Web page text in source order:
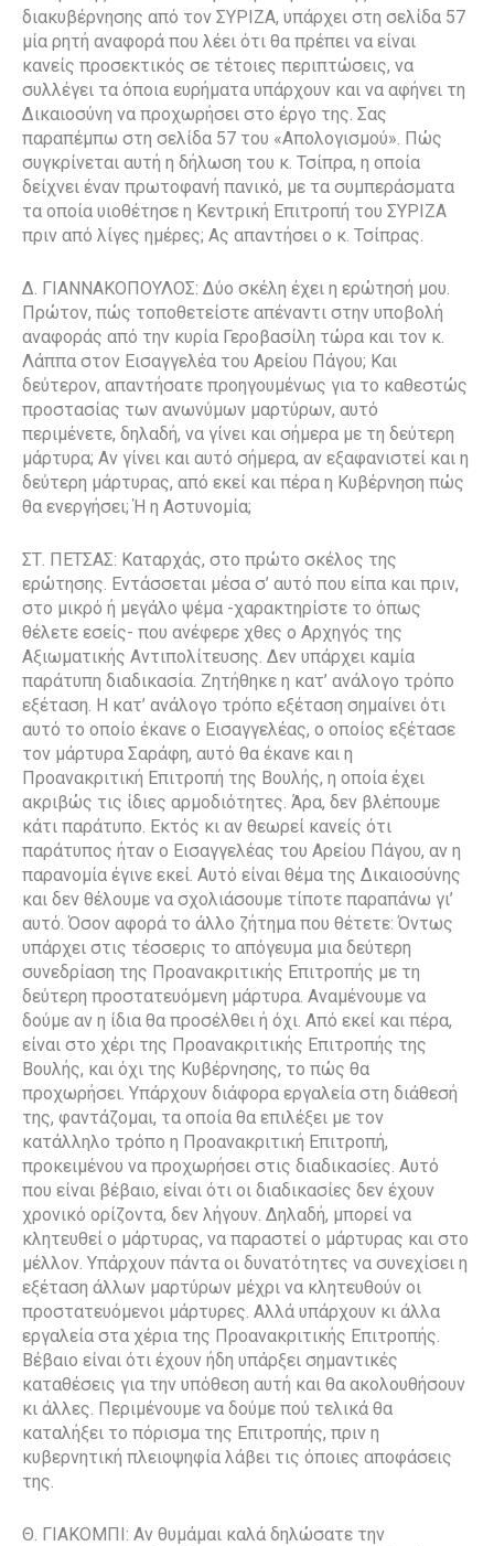
διακυβέρνησης από τον ΣΥΡΙΖΑ, υπάρχει στη σελίδα 57
μία ρητή αναφορά που λέει ότι θα πρέπει να είναι
κανείς προσεκτικός σε τέτοιες περιπτώσεις, να
συλλέγει τα όποια ευρήματα υπάρχουν και να αφήνει τη
Δικαιοσύνη να προχωρήσει στο έργο της. Σας
παραπέμπω στη σελίδα 57 του «Απολογισμού». Πώς
συγκρίνεται αυτή η δήλωση του κ. Τσίπρα, η οποία
δείχνει έναν πρωτοφανή πανικό, με τα συμπεράσματα
τα οποία υιοθέτησε η Κεντρική Επιτροπή του ΣΥΡΙΖΑ
πριν από λίγες ημέρες; Ας απαντήσει ο κ. Τσίπρας.
Δ. ΓΙΑΝΝΑΚΟΠΟΥΛΟΣ: Δύο σκέλη έχει η ερώτησή μου.
Πρώτον, πώς τοποθετείστε απέναντι στην υποβολή
αναφοράς από την κυρία Γεροβασίλη τώρα και τον κ.
Λάππα στον Εισαγγελέα του Αρείου Πάγου; Και
δεύτερον, απαντήσατε προηγουμένως για το καθεστώς
προστασίας των ανωνύμων μαρτύρων, αυτό
περιμένετε, δηλαδή, να γίνει και σήμερα με τη δεύτερη
μάρτυρα; Αν γίνει και αυτό σήμερα, αν εξαφανιστεί και η
δεύτερη μάρτυρας, από εκεί και πέρα η Κυβέρνηση πώς
θα ενεργήσει; Ή η Αστυνομία;
ΣΤ. ΠΕΤΣΑΣ: Καταρχάς, στο πρώτο σκέλος της
ερώτησης. Εντάσσεται μέσα σ’ αυτό που είπα και πριν,
στο μικρό ή μεγάλο ψέμα -χαρακτηρίστε το όπως
θέλετε εσείς- που ανέφερε χθες ο Αρχηγός της
Αξιωματικής Αντιπολίτευσης. Δεν υπάρχει καμία
παράτυπη διαδικασία. Ζητήθηκε η κατ’ ανάλογο τρόπο
εξέταση. Η κατ’ ανάλογο τρόπο εξέταση σημαίνει ότι
αυτό το οποίο έκανε ο Εισαγγελέας, ο οποίος εξέτασε
τον μάρτυρα Σαράφη, αυτό θα έκανε και η
Προανακριτική Επιτροπή της Βουλής, η οποία έχει
ακριβώς τις ίδιες αρμοδιότητες. Άρα, δεν βλέπουμε
κάτι παράτυπο. Εκτός κι αν θεωρεί κανείς ότι
παράτυπος ήταν ο Εισαγγελέας του Αρείου Πάγου, αν η
παρανομία έγινε εκεί. Αυτό είναι θέμα της Δικαιοσύνης
και δεν θέλουμε να σχολιάσουμε τίποτε παραπάνω γι’
αυτό. Όσον αφορά το άλλο ζήτημα που θέτετε: Όντως
υπάρχει στις τέσσερις το απόγευμα μια δεύτερη
συνεδρίαση της Προανακριτικής Επιτροπής με τη
δεύτερη προστατευόμενη μάρτυρα. Αναμένουμε να
δούμε αν η ίδια θα προσέλθει ή όχι. Από εκεί και πέρα,
είναι στο χέρι της Προανακριτικής Επιτροπής της
Βουλής, και όχι της Κυβέρνησης, το πώς θα
προχωρήσει. Υπάρχουν διάφορα εργαλεία στη διάθεσή
της, φαντάζομαι, τα οποία θα επιλέξει με τον
κατάλληλο τρόπο η Προανακριτική Επιτροπή,
προκειμένου να προχωρήσει στις διαδικασίες. Αυτό
που είναι βέβαιο, είναι ότι οι διαδικασίες δεν έχουν
χρονικό ορίζοντα, δεν λήγουν. Δηλαδή, μπορεί να
κλητευθεί ο μάρτυρας, να παραστεί ο μάρτυρας και στο
μέλλον. Υπάρχουν πάντα οι δυνατότητες να συνεχίσει η
εξέταση άλλων μαρτύρων μέχρι να κλητευθούν οι
προστατευόμενοι μάρτυρες. Αλλά υπάρχουν κι άλλα
εργαλεία στα χέρια της Προανακριτικής Επιτροπής.
Βέβαιο είναι ότι έχουν ήδη υπάρξει σημαντικές
καταθέσεις για την υπόθεση αυτή και θα ακολουθήσουν
κι άλλες. Περιμένουμε να δούμε πού τελικά θα
καταλήξει το πόρισμα της Επιτροπής, πριν η
κυβερνητική πλειοψηφία λάβει τις όποιες αποφάσεις
της.
Θ. ΓΙΑΚΟΜΠΙ: Αν θυμάμαι καλά δηλώσατε την